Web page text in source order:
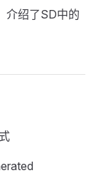
介绍了SD中的